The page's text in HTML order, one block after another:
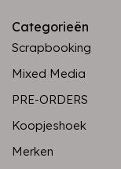
Categorieën
Scrapbooking
Mixed Media
PRE-ORDERS
Koopjeshoek
Merken